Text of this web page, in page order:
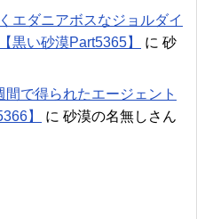
エダニアボスなジョルダイ
黒い砂漠Part5365】
に 砂
で得られたエージェント
】
に 砂漠の名無しさん